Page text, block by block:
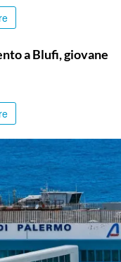
a Blufi, giovane